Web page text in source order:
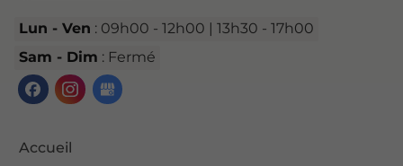
Lun - Ven : 09h00 - 12h00 | 13h30 - 17h00
Sam - Dim : Fermé
Accueil